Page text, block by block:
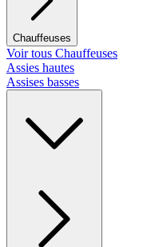
Chauffeuses
Voir tous Chauffeuses
Assies hautes
Assises basses